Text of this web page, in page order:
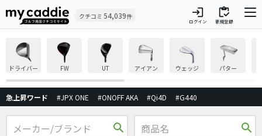
クチコミ 54,039件 login
ログイン
inventory
新規登録
ドライバー FW UT アイアン ウェッジ パター
急上昇ワード #JPX ONE #ONOFF AKA #Qi4D #G440
search search